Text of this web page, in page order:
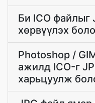
Би ICO файлыг
хөрвүүлэх
Photoshop /
ажилд ICO-г
харьцуулж